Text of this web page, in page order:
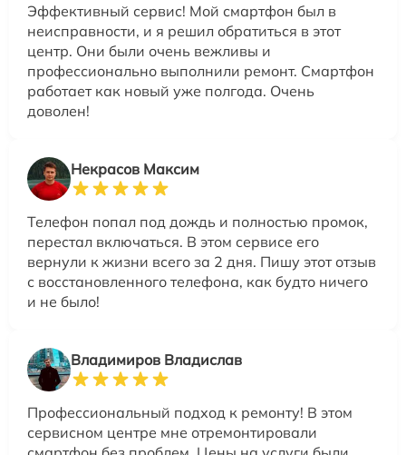
Эффективный сервис! Мой смартфон был в
неисправности, и я решил обратиться в этот
центр. Они были очень вежливы и
профессионально выполнили ремонт. Смартфон
работает как новый уже полгода. Очень
доволен!
Некрасов Максим
Телефон попал под дождь и полностью промок,
перестал включаться. В этом сервисе его
вернули к жизни всего за 2 дня. Пишу этот отзыв
с восстановленного телефона, как будто ничего
и не было!
Владимиров Владислав
Профессиональный подход к ремонту! В этом
сервисном центре мне отремонтировали